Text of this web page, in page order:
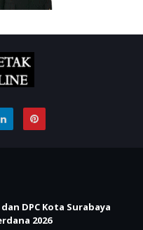
DPC Kota Surabaya
2026